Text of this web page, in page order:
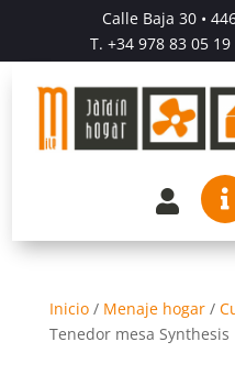
Calle Baja 30 •
T. +34 978 83 05 19
 
Inicio/ Menaje hogar/
Tenedor mesa Synthesis